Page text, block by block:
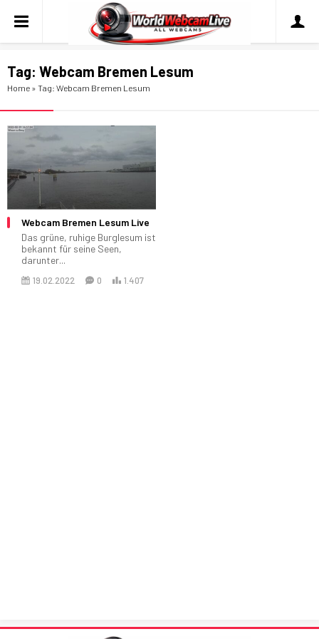
Tag: Webcam Bremen Lesum
Home » Tag: Webcam Bremen Lesum
Webcam Bremen Lesum Live
Das grüne, ruhige Burglesum ist
bekannt für seine Seen,
darunter...
19.02.2022 0 1.407